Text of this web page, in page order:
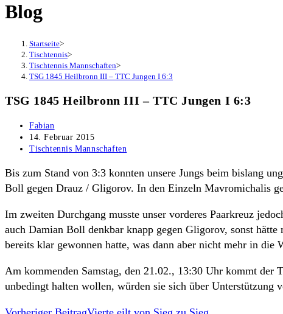
Blog
Startseite>
Tischtennis>
Tischtennis Mannschaften>
TSG 1845 Heilbronn III – TTC Jungen I 6:3
TSG 1845 Heilbronn III – TTC Jungen I 6:3
Beitrags-
Autor:
Fabian
Beitrag
veröffentlicht:
14. Februar 2015
Beitrags-
Tischtennis Mannschaften
Bis zum Stand von 3:3 konnten unsere Jungs beim bislang
Boll gegen Drauz / Gligorov. In den Einzeln Mavromichalis
Im zweiten Durchgang musste unser vorderes Paarkreuz
auch Damian Boll denkbar knapp gegen Gligorov, sonst
bereits klar gewonnen hatte, was dann aber nicht mehr in die
Am kommenden Samstag, den 21.02., 13:30 Uhr kommt der
unbedingt halten wollen, würden sie sich über Unterstützung